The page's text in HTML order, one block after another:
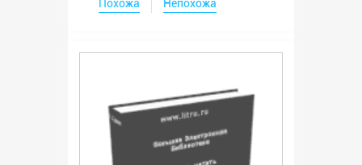
Похожа Непохожа